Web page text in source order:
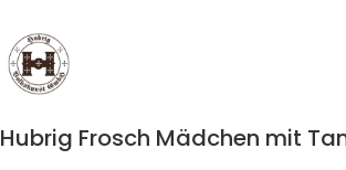
Hubrig Frosch Mädchen mit